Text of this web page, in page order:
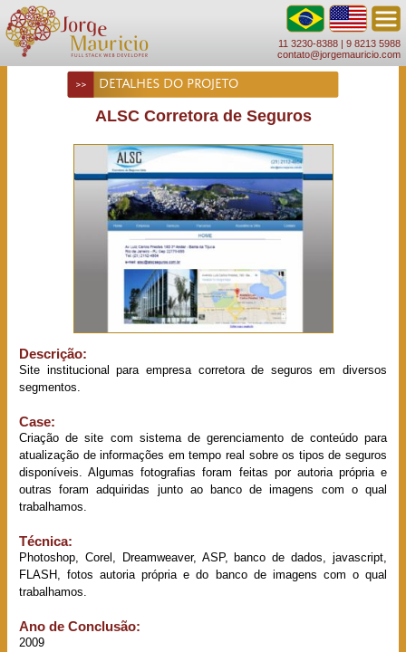
11 3230-8388 | 9 8213 5988
contato@jorgemauricio.com
DETALHES DO PROJETO
ALSC Corretora de Seguros
Descrição:
Site institucional para empresa corretora de seguros em diversos
segmentos.
Case:
Criação de site com sistema de gerenciamento de conteúdo para
atualização de informações em tempo real sobre os tipos de seguros
disponíveis. Algumas fotografias foram feitas por autoria própria e
outras foram adquiridas junto ao banco de imagens com o qual
trabalhamos.
Técnica:
Photoshop, Corel, Dreamweaver, ASP, banco de dados, javascript,
FLASH, fotos autoria própria e do banco de imagens com o qual
trabalhamos.
Ano de Conclusão:
2009